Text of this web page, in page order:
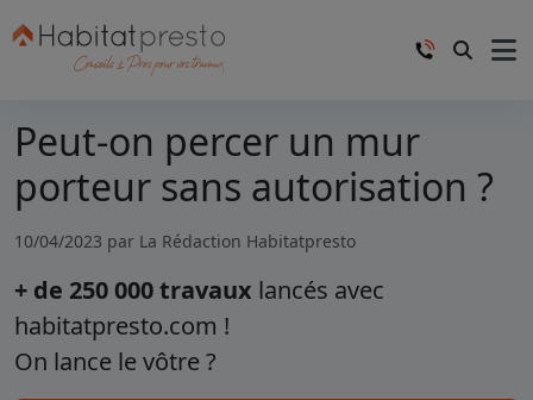
Peut-on percer un mur
porteur sans autorisation ?
10/04/2023 par La Rédaction Habitatpresto
+ de 250 000 travaux lancés avec
habitatpresto.com !
On lance le vôtre ?